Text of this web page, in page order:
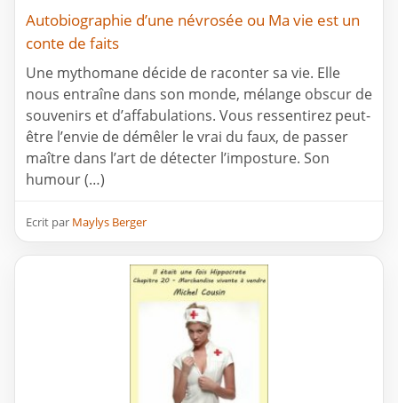
Autobiographie d’une névrosée ou Ma vie est un
conte de faits
Une mythomane décide de raconter sa vie. Elle
nous entraîne dans son monde, mélange obscur de
souvenirs et d’affabulations. Vous ressentirez peut-
être l’envie de démêler le vrai du faux, de passer
maître dans l’art de détecter l’imposture. Son
humour (…)
Ecrit par Maylys Berger